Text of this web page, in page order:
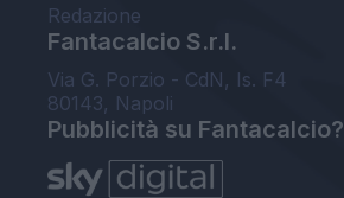
Redazione
Fantacalcio S.r.l.
Via G. Porzio - CdN, Is. F4
80143, Napoli
Pubblicità su Fantacalcio?